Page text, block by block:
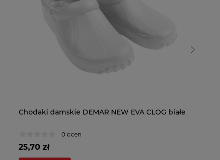
Chodaki damskie DEMAR NEW EVA CLOG białe
0 ocen
25,70 zł